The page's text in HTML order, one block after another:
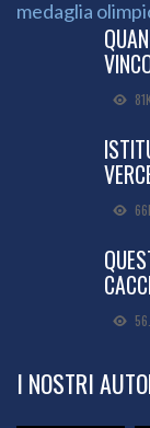
I NOSTRI